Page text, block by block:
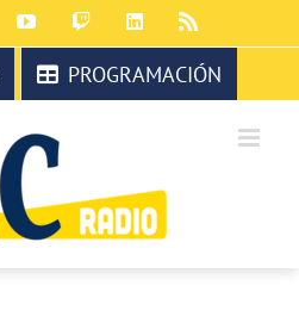
YouTubeTwitchLinkedIn
PROGRAMACIÓN